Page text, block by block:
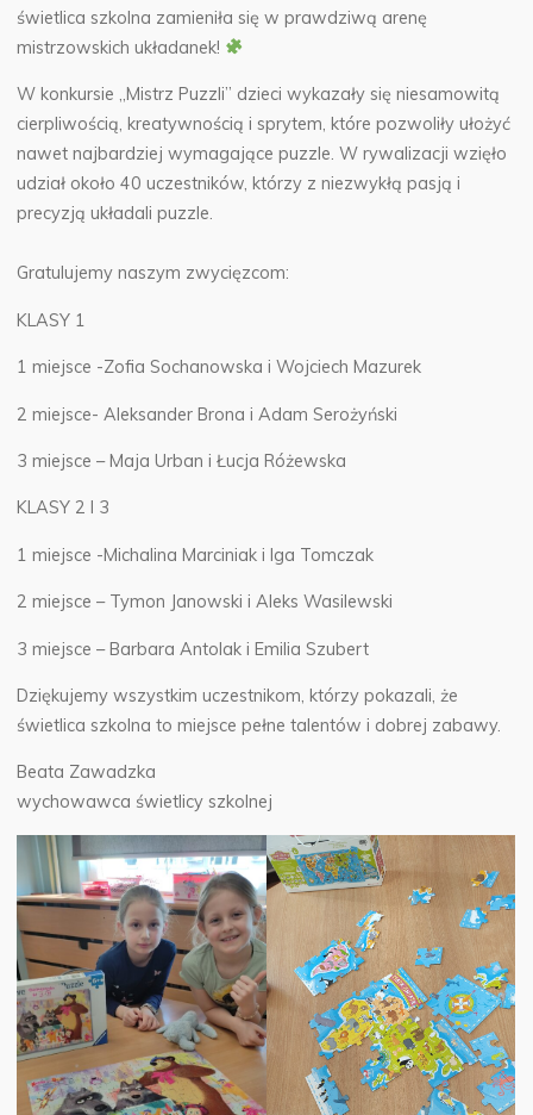
świetlica szkolna zamieniła się w prawdziwą arenę
mistrzowskich układanek!
W konkursie „Mistrz Puzzli” dzieci wykazały się niesamowitą
cierpliwością, kreatywnością i sprytem, które pozwoliły ułożyć
nawet najbardziej wymagające puzzle. W rywalizacji wzięło
udział około 40 uczestników, którzy z niezwykłą pasją i
precyzją układali puzzle.
Gratulujemy naszym zwycięzcom:
KLASY 1
1 miejsce -Zofia Sochanowska i Wojciech Mazurek
2 miejsce- Aleksander Brona i Adam Serożyński
3 miejsce – Maja Urban i Łucja Różewska
KLASY 2 I 3
1 miejsce -Michalina Marciniak i Iga Tomczak
2 miejsce – Tymon Janowski i Aleks Wasilewski
3 miejsce – Barbara Antolak i Emilia Szubert
Dziękujemy wszystkim uczestnikom, którzy pokazali, że
świetlica szkolna to miejsce pełne talentów i dobrej zabawy.
Beata Zawadzka
wychowawca świetlicy szkolnej